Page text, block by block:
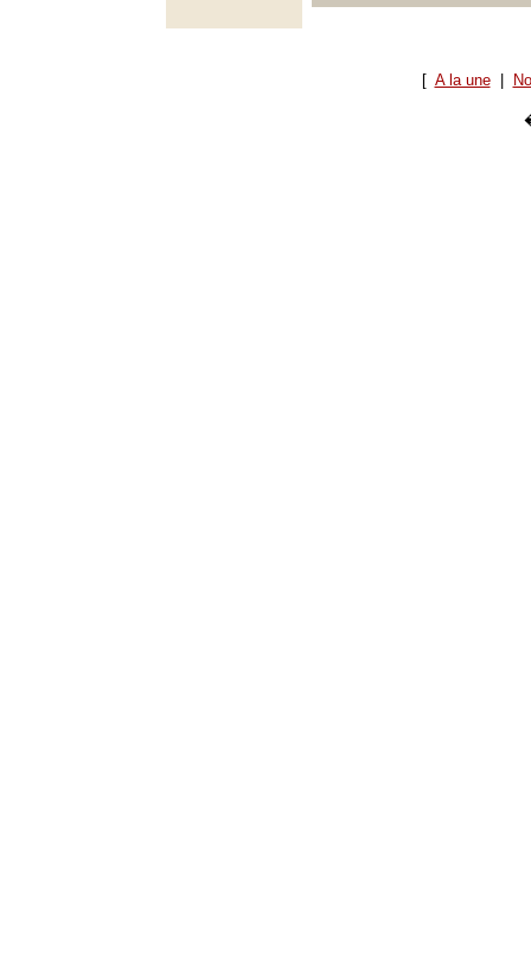
[ A la une|